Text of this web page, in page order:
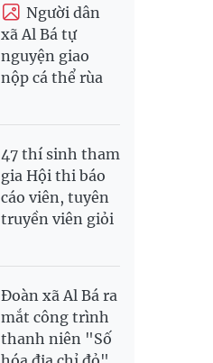
Người dân
xã Al Bá tự
nguyện giao
nộp cá thể rùa
47 thí sinh tham
gia Hội thi báo
cáo viên, tuyên
truyền viên giỏi
Đoàn xã Al Bá ra
mắt công trình
thanh niên "Số